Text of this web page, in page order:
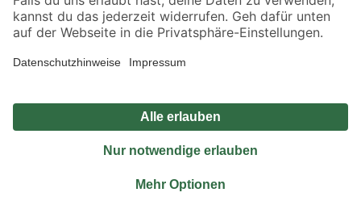
toom
18,2 x 1,7 cm
8, €
Aluminium 50 x 25 cm
17, €